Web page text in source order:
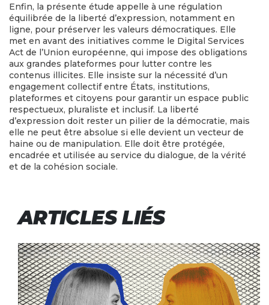
Enfin, la présente étude appelle à une régulation
équilibrée de la liberté d’expression, notamment en
ligne, pour préserver les valeurs démocratiques. Elle
met en avant des initiatives comme le Digital Services
Act de l’Union européenne, qui impose des obligations
aux grandes plateformes pour lutter contre les
contenus illicites. Elle insiste sur la nécessité d’un
engagement collectif entre États, institutions,
plateformes et citoyens pour garantir un espace public
respectueux, pluraliste et inclusif. La liberté
d’expression doit rester un pilier de la démocratie, mais
elle ne peut être absolue si elle devient un vecteur de
haine ou de manipulation. Elle doit être protégée,
encadrée et utilisée au service du dialogue, de la vérité
et de la cohésion sociale.
ARTICLES LIÉS